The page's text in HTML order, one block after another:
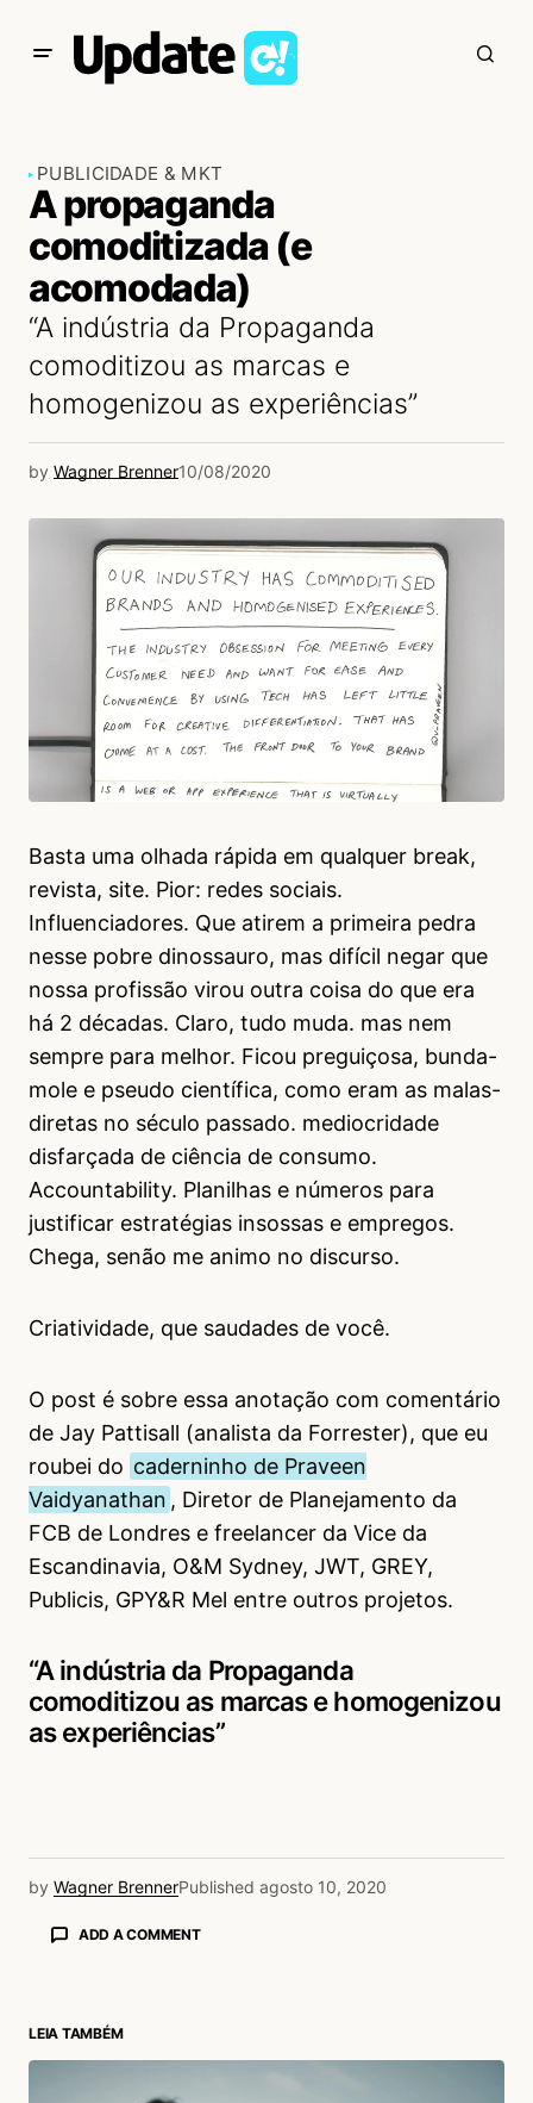
PUBLICIDADE & MKT
A propaganda
comoditizada (e
acomodada)
“A indústria da Propaganda
comoditizou as marcas e
homogenizou as experiências”
by Wagner Brenner10/08/2020
Basta uma olhada rápida em qualquer break,
revista, site. Pior: redes sociais.
Influenciadores. Que atirem a primeira pedra
nesse pobre dinossauro, mas difícil negar que
nossa profissão virou outra coisa do que era
há 2 décadas. Claro, tudo muda. mas nem
sempre para melhor. Ficou preguiçosa, bunda-
mole e pseudo científica, como eram as malas-
diretas no século passado. mediocridade
disfarçada de ciência de consumo.
Accountability. Planilhas e números para
justificar estratégias insossas e empregos.
Chega, senão me animo no discurso.
Criatividade, que saudades de você.
O post é sobre essa anotação com comentário
de Jay Pattisall (analista da Forrester), que eu
roubei do caderninho de Praveen
Vaidyanathan , Diretor de Planejamento da
FCB de Londres e freelancer da Vice da
Escandinavia, O&M Sydney, JWT, GREY,
Publicis, GPY&R Mel entre outros projetos.
“A indústria da Propaganda
comoditizou as marcas e homogenizou
as experiências”
by Wagner BrennerPublished agosto 10, 2020
ADD A COMMENT
LEIA TAMBÉM